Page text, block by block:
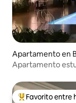
Apartamento en
Apartamento
Favorito entre